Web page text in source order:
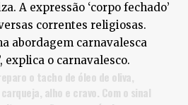
A expressão ‘corpo fechado’
correntes religiosas.
abordagem carnavalesca
explica o carnavalesco.
o tacho de óleo de oliva,
alho e cravo. Com o sinal